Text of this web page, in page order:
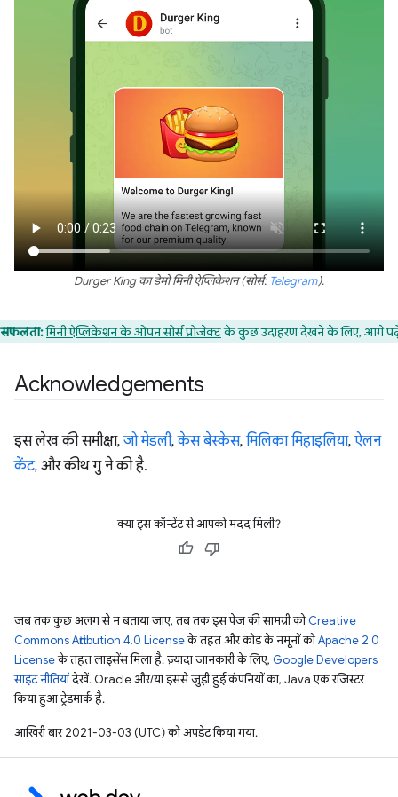
Durger King का डेमो मिनी ऐप्लिकेशन (सोर्स: Telegram).
सफलता:मिनी ऐप्लिकेशन के ओपन सोर्स प्रोजेक्टके कुछ उदाहरण देखने के लिए, आगे
Acknowledgements
इस लेख की समीक्षा,जो मेडली,केस बेस्केस, मिलिका मिहाइलिया, ऐलन
केंट, और कीथ गु ने की है.
क्या इस कॉन्टेंट से आपको मदद मिली?
जब तक कुछ अलग से न बताया जाए, तब तक इस पेज की सामग्री कोCreative
Commons Attribution 4.0 Licenseके तहत और कोड के नमूनों कोApache 2.0
Licenseके तहत लाइसेंस मिला है. ज़्यादा जानकारी के लिए, Google Developers
साइट नीतियांदेखें. Oracle और/या इससे जुड़ी हुई कंपनियों का, Java एक रजिस्टर
किया हुआ ट्रेडमार्क है.
आखिरी बार 2021-03-03 (UTC) को अपडेट किया गया.